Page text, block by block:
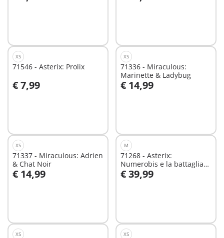
XS
71546 - Asterix: Prolix
€ 7,99
Aggiungi al carrello
XS
71336 - Miraculous:
Marinette & Ladybug
€ 14,99
Aggiungi al carrello
XS
71337 - Miraculous: Adrien
& Chat Noir
€ 14,99
Aggiungi al carrello
M
71268 - Asterix:
Numerobis e la battaglia
del palazzo
€ 39,99
Aggiungi al carrello
XS XS